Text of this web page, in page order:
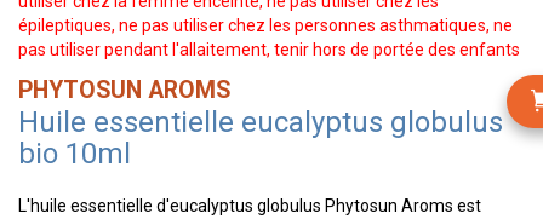
épileptiques, ne pas utiliser chez les personnes asthmatiques, ne
pas utiliser pendant l'allaitement, tenir hors de portée des enfants
PHYTOSUN AROMS
Huile essentielle eucalyptus globulus
bio 10ml
L'huile essentielle d'eucalyptus globulus Phytosun Aroms est